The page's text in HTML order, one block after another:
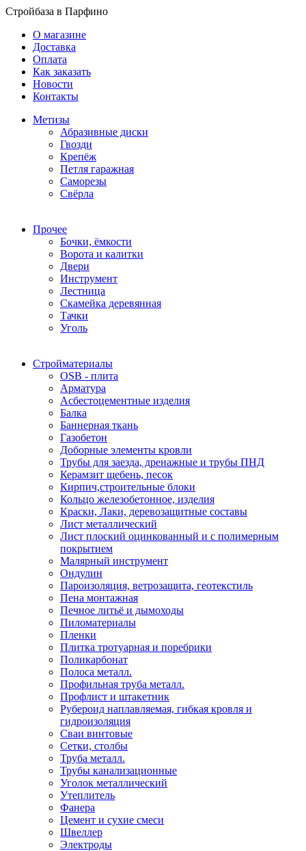
Стройбаза в Парфино
О магазине
Доставка
Оплата
Как заказать
Новости
Контакты
Метизы
Абразивные диски
Гвозди
Крепёж
Петля гаражная
Саморезы
Свёрла
Прочее
Бочки, ёмкости
Ворота и калитки
Двери
Инструмент
Лестница
Скамейка деревянная
Тачки
Уголь
Стройматериалы
OSB - плита
Арматура
Асбестоцементные изделия
Балка
Баннерная ткань
Газобетон
Доборные элементы кровли
Трубы для заезда, дренажные и трубы ПНД
Керамзит щебень, песок
Кирпич,строительные блоки
Кольцо железобетонное, изделия
Краски, Лаки, деревозащитные составы
Лист металлический
Лист плоский оцинкованный и с полимерным
покрытием
Малярный инструмент
Ондулин
Пароизоляция, ветрозащита, геотекстиль
Пена монтажная
Печное литьё и дымоходы
Пиломатериалы
Пленки
Плитка тротуарная и поребрики
Поликарбонат
Полоса металл.
Профильная труба металл.
Профлист и штакетник
Рубероид наплавляемая, гибкая кровля и
гидроизоляция
Сваи винтовые
Сетки, столбы
Труба металл.
Трубы канализационные
Уголок металлический
Утеплитель
Фанера
Цемент и сухие смеси
Швеллер
Электроды